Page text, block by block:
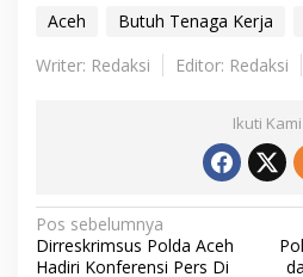
Aceh Butuh Tenaga Kerja
Writer: Redaksi
Editor: Redaksi
Ikuti Kami
N
a
Pos sebelumnya
Dirreskrimsus Polda Aceh
Hadiri Konferensi Pers Di